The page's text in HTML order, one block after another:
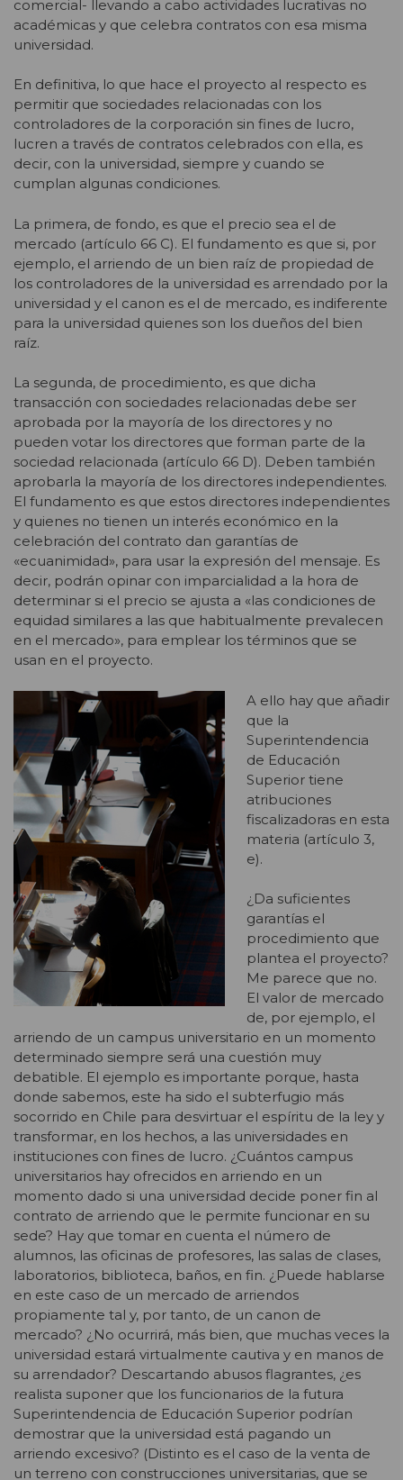
comercial- llevando a cabo actividades lucrativas no
académicas y que celebra contratos con esa misma
universidad.
En definitiva, lo que hace el proyecto al respecto es
permitir que sociedades relacionadas con los
controladores de la corporación sin fines de lucro,
lucren a través de contratos celebrados con ella, es
decir, con la universidad, siempre y cuando se
cumplan algunas condiciones.
La primera, de fondo, es que el precio sea el de
mercado (artículo 66 C). El fundamento es que si, por
ejemplo, el arriendo de un bien raíz de propiedad de
los controladores de la universidad es arrendado por la
universidad y el canon es el de mercado, es indiferente
para la universidad quienes son los dueños del bien
raíz.
La segunda, de procedimiento, es que dicha
transacción con sociedades relacionadas debe ser
aprobada por la mayoría de los directores y no
pueden votar los directores que forman parte de la
sociedad relacionada (artículo 66 D). Deben también
aprobarla la mayoría de los directores independientes.
El fundamento es que estos directores independientes
y quienes no tienen un interés económico en la
celebración del contrato dan garantías de
«ecuanimidad», para usar la expresión del mensaje. Es
decir, podrán opinar con imparcialidad a la hora de
determinar si el precio se ajusta a «las condiciones de
equidad similares a las que habitualmente prevalecen
en el mercado», para emplear los términos que se
usan en el proyecto.
A ello hay que añadir
que la
Superintendencia
de Educación
Superior tiene
atribuciones
fiscalizadoras en esta
materia (artículo 3,
e).
¿Da suficientes
garantías el
procedimiento que
plantea el proyecto?
Me parece que no.
El valor de mercado
de, por ejemplo, el
arriendo de un campus universitario en un momento
determinado siempre será una cuestión muy
debatible. El ejemplo es importante porque, hasta
donde sabemos, este ha sido el subterfugio más
socorrido en Chile para desvirtuar el espíritu de la ley y
transformar, en los hechos, a las universidades en
instituciones con fines de lucro. ¿Cuántos campus
universitarios hay ofrecidos en arriendo en un
momento dado si una universidad decide poner fin al
contrato de arriendo que le permite funcionar en su
sede? Hay que tomar en cuenta el número de
alumnos, las oficinas de profesores, las salas de clases,
laboratorios, biblioteca, baños, en fin. ¿Puede hablarse
en este caso de un mercado de arriendos
propiamente tal y, por tanto, de un canon de
mercado? ¿No ocurrirá, más bien, que muchas veces la
universidad estará virtualmente cautiva y en manos de
su arrendador? Descartando abusos flagrantes, ¿es
realista suponer que los funcionarios de la futura
Superintendencia de Educación Superior podrían
demostrar que la universidad está pagando un
arriendo excesivo? (Distinto es el caso de la venta de
un terreno con construcciones universitarias, que se